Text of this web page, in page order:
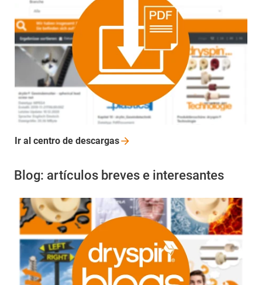
Ir al centro de descargas
Blog: artículos breves e interesantes